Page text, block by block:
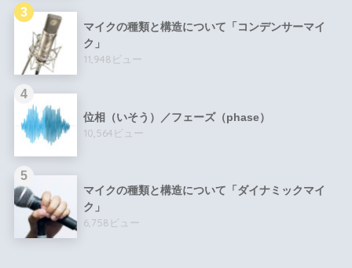
マイクの種類と構造について「コンデンサーマイ
ク」
11,948ビュー
位相（いそう）／フェーズ（phase）
10,564ビュー
マイクの種類と構造について「ダイナミックマイ
ク」
6,758ビュー